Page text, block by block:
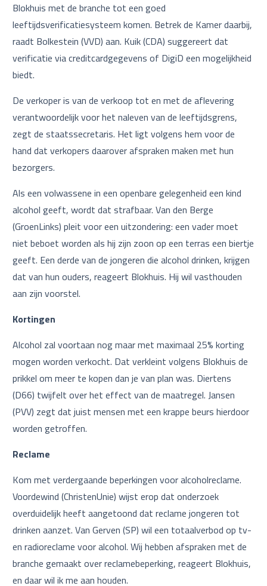
Blokhuis met de branche tot een goed
leeftijdsverificatiesysteem komen. Betrek de Kamer daarbij,
raadt Bolkestein (VVD) aan. Kuik (CDA) suggereert dat
verificatie via creditcardgegevens of DigiD een mogelijkheid
biedt.
De verkoper is van de verkoop tot en met de aflevering
verantwoordelijk voor het naleven van de leeftijdsgrens,
zegt de staatssecretaris. Het ligt volgens hem voor de
hand dat verkopers daarover afspraken maken met hun
bezorgers.
Als een volwassene in een openbare gelegenheid een kind
alcohol geeft, wordt dat strafbaar. Van den Berge
(GroenLinks) pleit voor een uitzondering: een vader moet
niet beboet worden als hij zijn zoon op een terras een biertje
geeft. Een derde van de jongeren die alcohol drinken, krijgen
dat van hun ouders, reageert Blokhuis. Hij wil vasthouden
aan zijn voorstel.
Kortingen
Alcohol zal voortaan nog maar met maximaal 25% korting
mogen worden verkocht. Dat verkleint volgens Blokhuis de
prikkel om meer te kopen dan je van plan was. Diertens
(D66) twijfelt over het effect van de maatregel. Jansen
(PVV) zegt dat juist mensen met een krappe beurs hierdoor
worden getroffen.
Reclame
Kom met verdergaande beperkingen voor alcoholreclame.
Voordewind (ChristenUnie) wijst erop dat onderzoek
overduidelijk heeft aangetoond dat reclame jongeren tot
drinken aanzet. Van Gerven (SP) wil een totaalverbod op tv-
en radioreclame voor alcohol. Wij hebben afspraken met de
branche gemaakt over reclamebeperking, reageert Blokhuis,
en daar wil ik me aan houden.